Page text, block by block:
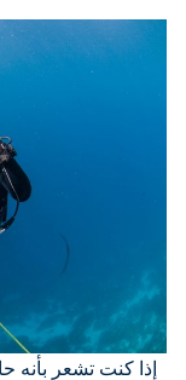
إذا كنت تشعر بأنه